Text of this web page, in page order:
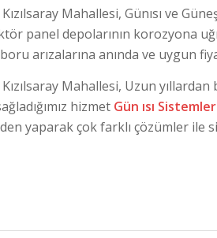
Mahallesi, Günısı ve
panel depolarının korozyona
arızalarına anında ve uygun
Mahallesi, Uzun yıllardan
hizmet Gün ısı
yaparak çok farklı çözümler ile